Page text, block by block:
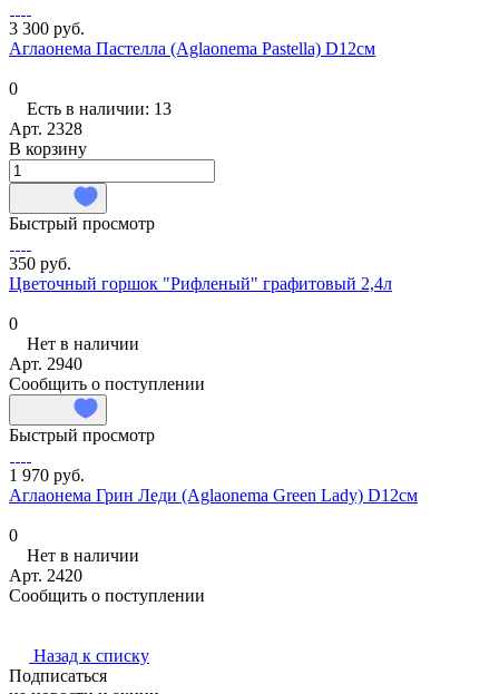
3 300 руб.
Аглаонема Пастелла (Aglaonema Pastella) D12см
0
Есть в наличии: 13
Арт. 2328
В корзину
Быстрый просмотр
350 руб.
Цветочный горшок "Рифленый" графитовый 2,4л
0
Нет в наличии
Арт. 2940
Сообщить о поступлении
Быстрый просмотр
1 970 руб.
Аглаонема Грин Леди (Aglaonema Green Lady) D12см
0
Нет в наличии
Арт. 2420
Сообщить о поступлении
Назад к списку
Подписаться